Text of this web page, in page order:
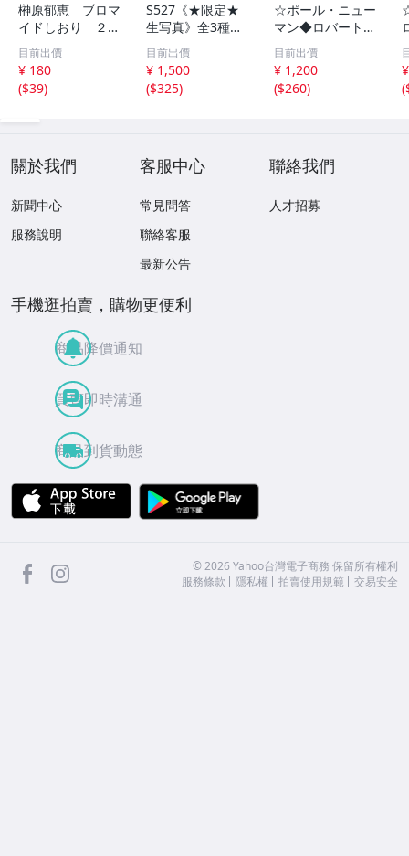
榊原郁恵 ブロマ
イドしおり ２枚
組 レトロ 送料
１１０円 未開封
目前出價
¥ 180
($39)
S527《★限定★
生写真》全3種セ
ット【井口裕香】
FLASH（フラッシ
ュ）2026年8月18
日・25日合併号
目前出價
¥ 1,500
($325)
☆ポール・ニュー
マン◆ロバート・
レッドフォード◆
サイン入り写真◆
30x20㎝☆
目前出價
¥ 1,200
($260)
(
關於我們
新聞中心
服務說明
客服中心
常見問答
聯絡客服
最新公告
聯絡我們
人才招募
手機逛拍賣，購物更便利
商品降價通知
買賣即時溝通
商品到貨動態
APP Store
facebook ©2026 Yahoo台灣電子商務 保留所有權利
服務條款
隱私權 拍賣使用規範 交易安全